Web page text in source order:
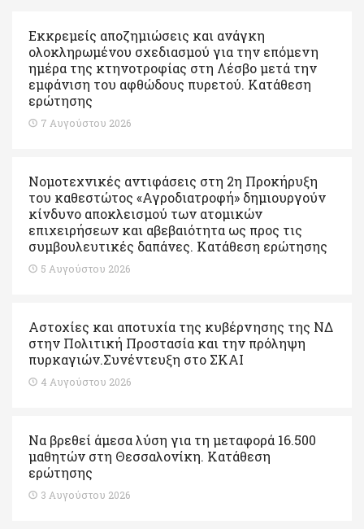
Εκκρεμείς αποζημιώσεις και ανάγκη
ολοκληρωμένου σχεδιασμού για την επόμενη
ημέρα της κτηνοτροφίας στη Λέσβο μετά την
εμφάνιση του αφθώδους πυρετού. Kατάθεση
ερώτησης
7 Αυγούστου 2026
Νομοτεχνικές αντιφάσεις στη 2η Προκήρυξη
του καθεστώτος «Αγροδιατροφή» δημιουργούν
κίνδυνο αποκλεισμού των ατομικών
επιχειρήσεων και αβεβαιότητα ως προς τις
συμβουλευτικές δαπάνες. Κατάθεση ερώτησης
5 Αυγούστου 2026
Αστοχίες και αποτυχία της κυβέρνησης της ΝΔ
στην Πολιτική Προστασία και την πρόληψη
πυρκαγιών.Συνέντευξη στο ΣΚΑΙ
4 Αυγούστου 2026
Να βρεθεί άμεσα λύση για τη μεταφορά 16.500
μαθητών στη Θεσσαλονίκη. Κατάθεση
ερώτησης
3 Αυγούστου 2026